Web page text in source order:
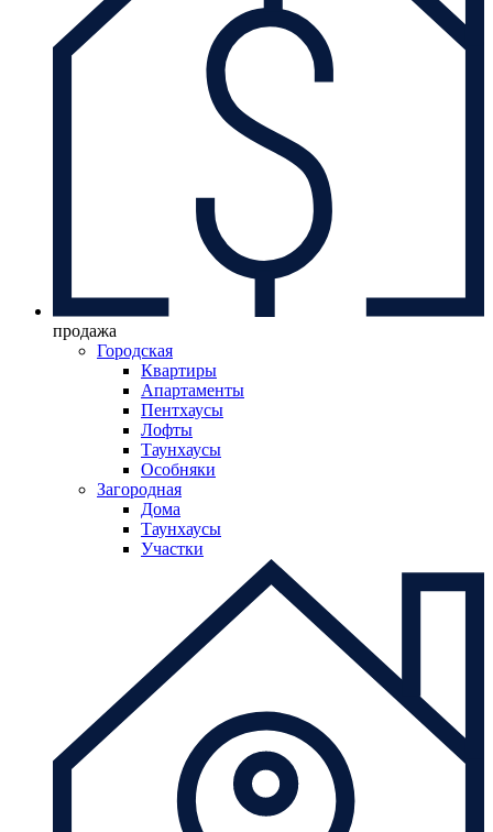
продажа
Городская
Квартиры
Апартаменты
Пентхаусы
Лофты
Таунхаусы
Особняки
Загородная
Дома
Таунхаусы
Участки